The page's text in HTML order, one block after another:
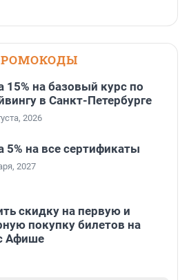
15% на базовый курс по
в Санкт-Петербурге
2026
5% на все сертификаты
2027
скидку на первую и
покупку билетов на
Афише